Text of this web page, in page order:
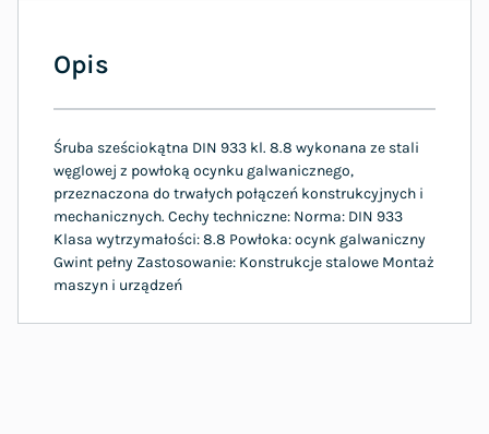
Opis
Śruba sześciokątna DIN 933 kl. 8.8 wykonana ze stali
węglowej z powłoką ocynku galwanicznego,
przeznaczona do trwałych połączeń konstrukcyjnych i
mechanicznych. Cechy techniczne: Norma: DIN 933
Klasa wytrzymałości: 8.8 Powłoka: ocynk galwaniczny
Gwint pełny Zastosowanie: Konstrukcje stalowe Montaż
maszyn i urządzeń